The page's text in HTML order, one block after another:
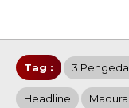
Tag : 3
Headline